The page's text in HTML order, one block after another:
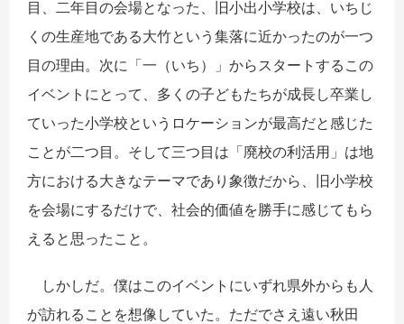
目、二年目の会場となった、旧小出小学校は、いちじ
くの生産地である大竹という集落に近かったのが一つ
目の理由。次に「一（いち）」からスタートするこの
イベントにとって、多くの子どもたちが成長し卒業し
ていった小学校というロケーションが最高だと感じた
ことが二つ目。そして三つ目は「廃校の利活用」は地
方における大きなテーマであり象徴だから、旧小学校
を会場にするだけで、社会的価値を勝手に感じてもら
えると思ったこと。
しかしだ。僕はこのイベントにいずれ県外からも人
が訪れることを想像していた。ただでさえ遠い秋田